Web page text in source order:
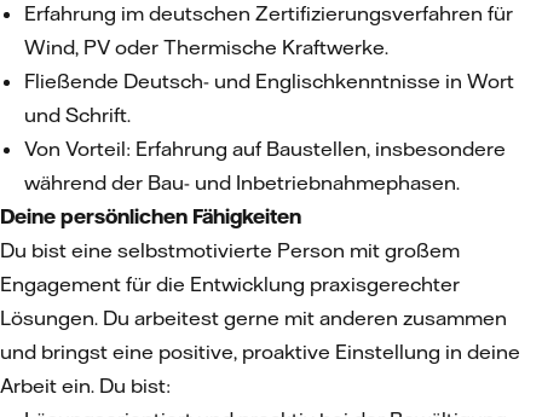
Erfahrung im deutschen Zertifizierungsverfahren für
Wind, PV oder Thermische Kraftwerke.
Fließende Deutsch- und Englischkenntnisse in Wort
und Schrift.
Von Vorteil: Erfahrung auf Baustellen, insbesondere
während der Bau- und Inbetriebnahmephasen.
Deine persönlichen Fähigkeiten
Du bist eine selbstmotivierte Person mit großem
Engagement für die Entwicklung praxisgerechter
Lösungen. Du arbeitest gerne mit anderen zusammen
und bringst eine positive, proaktive Einstellung in deine
Arbeit ein. Du bist: